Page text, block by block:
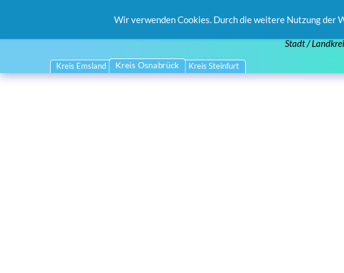
Stadt /
Kreis Emsland Kreis Osnabrück Kreis Steinfurt
Wir verwenden Cookies. Durch die weitere Nutzung der